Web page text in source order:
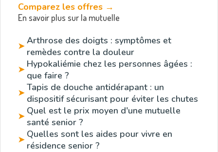
Comparez les offres →
En savoir plus sur la mutuelle
➤ Arthrose des doigts : symptômes et
remèdes contre la douleur
➤ Hypokaliémie chez les personnes âgées :
que faire ?
➤ Tapis de douche antidérapant : un
dispositif sécurisant pour éviter les chutes
➤ Quel est le prix moyen d'une mutuelle
santé senior ?
➤ Quelles sont les aides pour vivre en
résidence senior ?